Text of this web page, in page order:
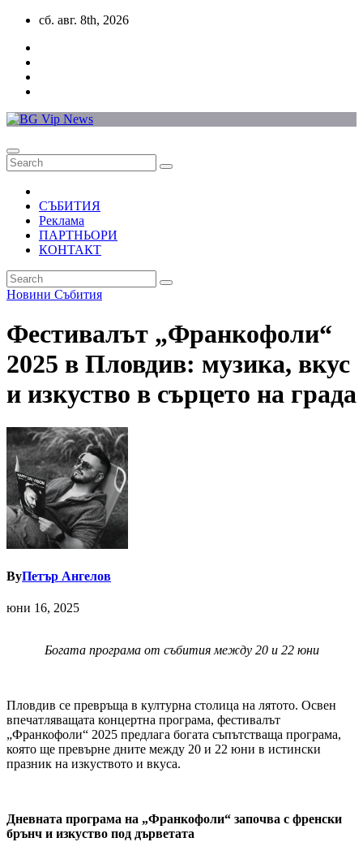
Skip
content
сб. авг. 8th, 2026
СЪБИТИЯ
Реклама
ПАРТНЬОРИ
КОНТАКТ
Новини Събития
Фестивалът „Франкофоли“
2025 в Пловдив: музика, вкус
и изкуство в сърцето на града
ByПетър Ангелов
юни 16, 2025
Богата програма от събития между 20 и 22 юни
Пловдив се превръща в културна столица на лятото. Освен
впечатляващата концертна програма, фестивалът
„Франкофоли“ 2025 предлага богата съпътстваща програма,
която ще превърне дните между 20 и 22 юни в истински
празник на изкуството и вкуса.
Дневната програма на „Франкофоли“ започва с френски
брънч и изкуство под дърветата